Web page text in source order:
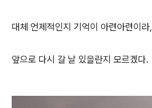
대체 언제적인지 기억이 아련아련이라,
앞으로 다시 갈 날 있을란지 모르겠다.